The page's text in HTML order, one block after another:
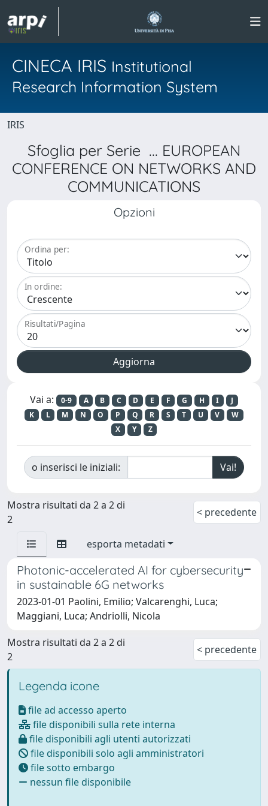
CINECA IRIS Institutional
Research Information System
IRIS
Sfoglia per Serie ... EUROPEAN
CONFERENCE ON NETWORKS AND
COMMUNICATIONS
Opzioni
Ordina per:
In ordine:
Risultati/Pagina
Vai a: 0-9 A B C D E F G H I
J
K
L M N O P Q R S T U V
W
X
Y Z
o inserisci le iniziali:
Mostra risultati da 2 a 2 di
2
< precedente
esporta metadati
Photonic-accelerated AI for cybersecurity
in sustainable 6G networks
2023-01-01 Paolini, Emilio; Valcarenghi, Luca;
Maggiani, Luca; Andriolli, Nicola
Mostra risultati da 2 a 2 di
2
< precedente
Legenda icone
file ad accesso aperto
file disponibili sulla rete interna
file disponibili agli utenti autorizzati
file disponibili solo agli amministratori
file sotto embargo
nessun file disponibile